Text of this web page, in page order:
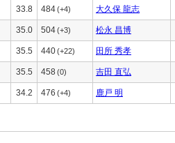
33.8 484(+4) 大久保 龍志
35.0 504(+3) 松永 昌博
35.5 440(+22) 田所 秀孝
35.5 458 (0) 吉田 直弘
34.2 476 (+4) 鹿戸 明